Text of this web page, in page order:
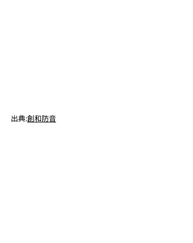
出典:創和防音